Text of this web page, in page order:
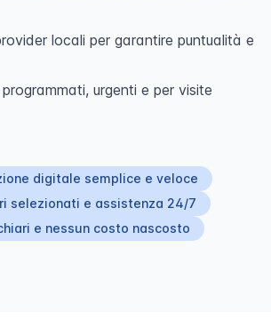
locali per garantire puntualità e
urgenti e per visite
digitale semplice e veloce
selezionati e assistenza 24/7
e nessun costo nascosto